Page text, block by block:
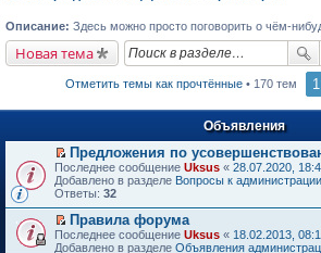
Описание: Здесь можно просто поговорить о чём-
Новая тема
Отметить темы как прочтённые • 170 тем 1
Объявления
П
е
р
й
т
и
Предложения по
Последнее сообщение Uksus « 28.07.2020,
Добавлено в разделе Вопросы к администрации
Ответы: 32
П
е
Правила форума
Последнее сообщение Uksus « 18.02.2013,
Добавлено в разделе Объявления